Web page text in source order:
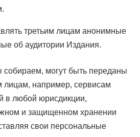
третьим лицам анонимные
об аудитории Издания.
могут быть переданы
лицам, например, сервисам
в любой юрисдикции,
и защищенном хранении
свои персональные